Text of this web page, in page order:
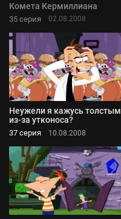
Комета Кермиллиана
35 серия 02.08.2008
Неужели я кажусь толстым
из-за утконоса?
37 серия 10.08.2008